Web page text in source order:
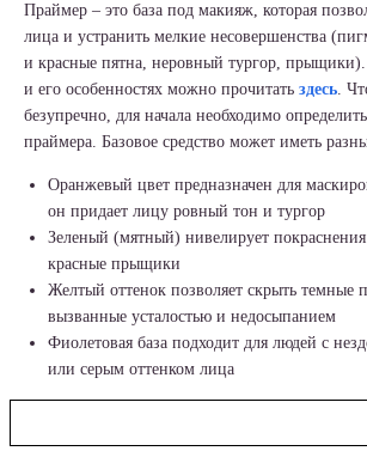
Праймер – это база под макияж, которая
лица и устранить мелкие несовершенства
и красные пятна, неровный тургор, прыщики).
и его особенностях можно прочитать здесь .
безупречно, для начала необходимо
праймера. Базовое средство может иметь
Оранжевый цвет предназначен для
он придает лицу ровный тон и тургор
Зеленый (мятный) нивелирует
красные прыщики
Желтый оттенок позволяет скрыть темные
вызванные усталостью и недосыпанием
Фиолетовая база подходит для людей с
или серым оттенком лица